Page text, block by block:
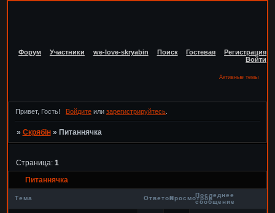
Форум Участники we-love-skryabin Поиск Гостевая
Регистрация
Войти
Активные темы
Привет, Гость! Войдитеили зарегистрируйтесь.
» Скрябін » Питаннячка
Питаннячка
Страница: 1
Тема ОтветовПросмотровПоследнее
сообщение